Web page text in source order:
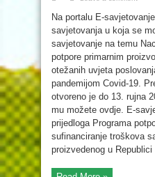
Na portalu E-
savjetovanja u koja se
savjetovanje na temu
potpore primarnim
otežanih uvjeta
pandemijom Covid-19.
otvoreno je do 13. rujna
mu možete ovdje. E-
prijedloga Programa
sufinanciranje troškova
proizvedenog u Republici